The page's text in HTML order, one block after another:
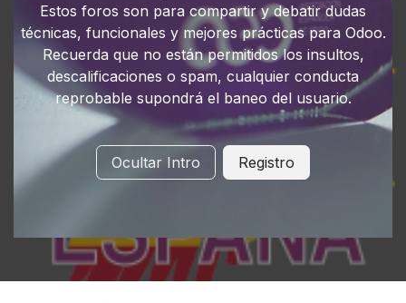
Estos foros son para compartir y debatir dudas
técnicas, funcionales y mejores prácticas para Odoo.
Recuerda que no están permitidos los insultos,
descalificaciones o spam, cualquier conducta
reprobable supondrá el baneo del usuario.
Ocultar Intro Registro